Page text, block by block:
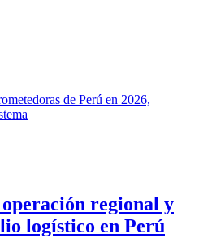
regional y
logístico en Perú